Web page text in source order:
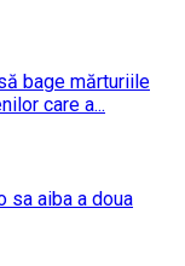
bage mărturiile
care a...
sa aiba a doua